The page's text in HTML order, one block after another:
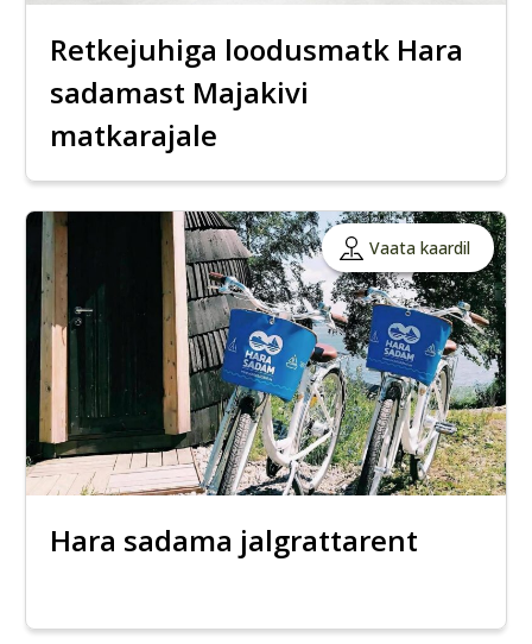
Retkejuhiga loodusmatk Hara
sadamast Majakivi
matkarajale
Vaata kaardil
Hara sadama jalgrattarent